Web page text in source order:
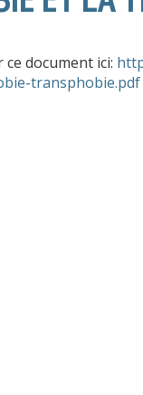
document ici:
transphobie.pdf